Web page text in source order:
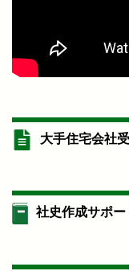
大手住宅会社
社史作成サポー